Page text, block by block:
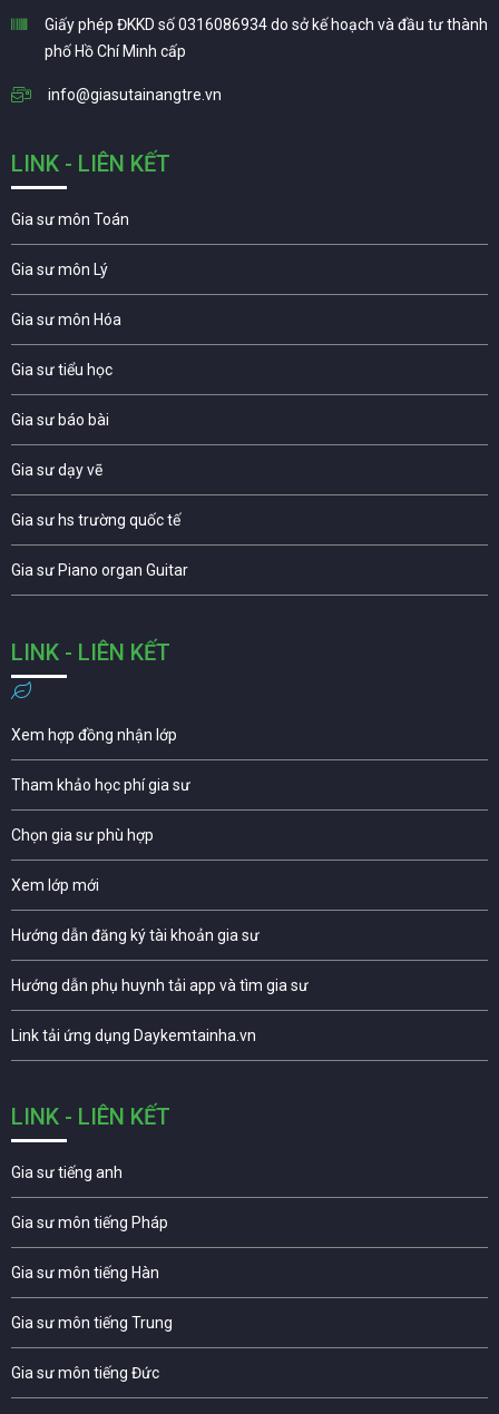
Giấy phép ĐKKD số 0316086934 do sở kế hoạch và đầu tư thành
phố Hồ Chí Minh cấp
info@giasutainangtre.vn
LINK - LIÊN KẾT
Gia sư môn Toán
Gia sư môn Lý
Gia sư môn Hóa
Gia sư tiểu học
Gia sư báo bài
Gia sư dạy vẽ
Gia sư hs trường quốc tế
Gia sư Piano organ Guitar
LINK - LIÊN KẾT
Xem hợp đồng nhận lớp
Tham khảo học phí gia sư
Chọn gia sư phù hợp
Xem lớp mới
Hướng dẫn đăng ký tài khoản gia sư
Hướng dẫn phụ huynh tải app và tìm gia sư
Link tải ứng dụng Daykemtainha.vn
LINK - LIÊN KẾT
Gia sư tiếng anh
Gia sư môn tiếng Pháp
Gia sư môn tiếng Hàn
Gia sư môn tiếng Trung
Gia sư môn tiếng Đức